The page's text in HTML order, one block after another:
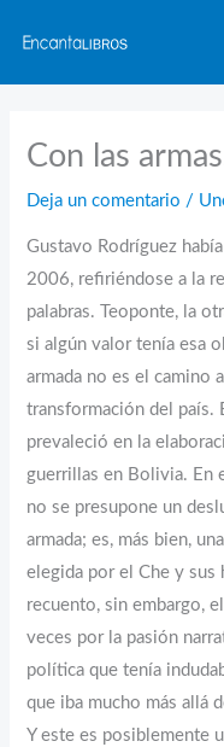
contenido
Con las
Deja un comentario /
Gustavo Rodríguez
2006, refiriéndose a la
palabras. Teoponte, la
si algún valor tenía esa
armada no es el camino
transformación del país.
prevaleció en la
guerrillas en Bolivia. En
no se presupone un
armada; es, más bien,
elegida por el Che y sus
recuento, sin embargo,
veces por la pasión
política que tenía
que iba mucho más allá
Y este es posiblemente